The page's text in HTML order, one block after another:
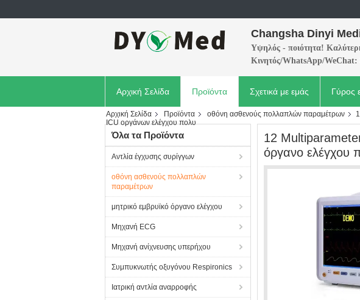
Changsha Dinyi
Υψηλός - ποιότητα!
Κινητός/WhatsApp/WeChat:
Αρχική Σελίδα Προϊόντα Σχετικά με εμάς Γύρος
Αρχική Σελίδα Προϊόντα οθόνη ασθενούς πολλαπλών παραμέτρων
ICU οργάνων ελέγχου πολυ
Όλα τα Προϊόντα
Αντλία έγχυσης συρίγγων
οθόνη ασθενούς πολλαπλών
παραμέτρων
μητρικό εμβρυϊκό όργανο ελέγχου
Μηχανή ECG
Μηχανή ανίχνευσης υπερήχου
Συμπυκνωτής οξυγόνου Respironics
Ιατρική αντλία αναρροφής
12
όργανο ελέγχου